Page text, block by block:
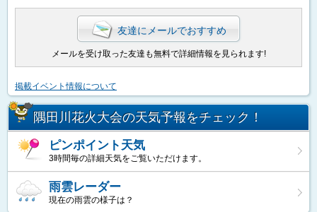
友達にメールでおすすめ
メールを受け取った友達も無料で詳細情報を見られます!
掲載イベント情報について
隅田川花火大会の天気予報をチェック！
ピンポイント天気
3時間毎の詳細天気をご覧いただけます。
雨雲レーダー
現在の雨雲の様子は？